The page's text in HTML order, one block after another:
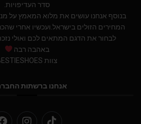
סדר העדיפויות.
בנוסף אנחנו עושים את מלוא המאמץ על
המחירים הזולים בישראל.ועכשיו אחרי
לבחור את הדגם המתאים לכם ואולי
באהבה רבה
צוות BESTIESHOES
אנחנו ברשתות